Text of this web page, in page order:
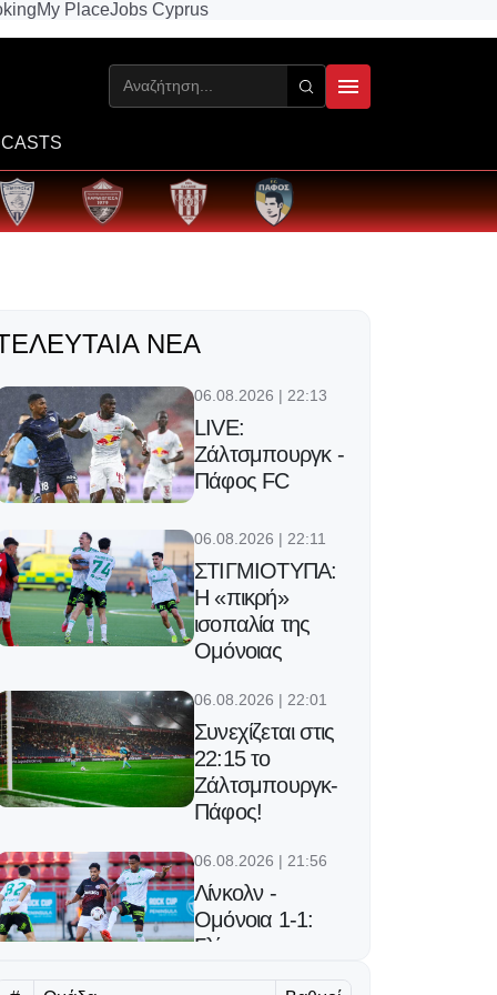
My PlaceJobs Cyprus
ΝΈΑ
06.08.2026 | 22:13
LIVE:
Ζάλτσμπουργκ -
Πάφος FC
06.08.2026 | 22:11
ΣΤΙΓΜΙΟΤΥΠΑ:
Η «πικρή»
ισοπαλία της
Ομόνοιας
06.08.2026 | 22:01
Συνεχίζεται στις
22:15 το
Ζάλτσμπουργκ-
Πάφος!
06.08.2026 | 21:56
Λίνκολν -
Ομόνοια 1-1:
Γλίτωσε